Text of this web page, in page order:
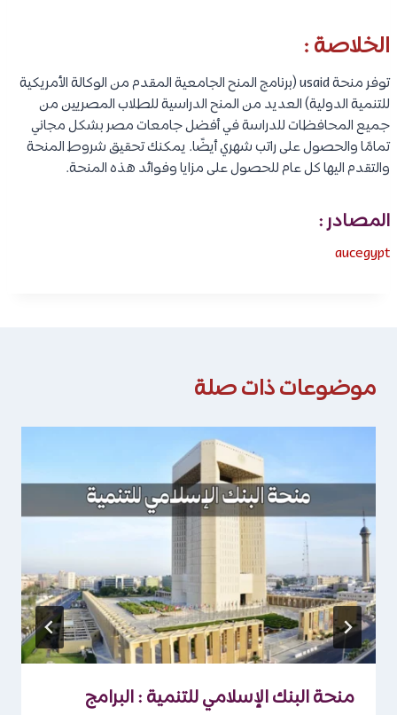
الخلاصة :
توفر منحة usaid (برنامج المنح الجامعية المقدم من الوكالة الأمريكية
للتنمية الدولية) العديد من المنح الدراسية للطلاب المصريين من
جميع المحافظات للدراسة في أفضل جامعات مصر بشكل مجاني
تمامًا والحصول على راتب شهري أيضًا. يمكنك تحقيق شروط المنحة
والتقدم اليها كل عام للحصول على مزايا وفوائد هذه المنحة.
المصادر :
aucegypt
موضوعات ذات صلة
منحة البنك الإسلامي للتنمية : البرامج